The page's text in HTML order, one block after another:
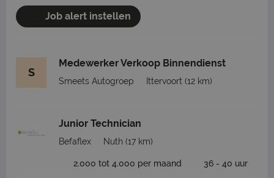
Job alert instellen
S
Medewerker Verkoop Binnendienst
Smeets Autogroep Ittervoort (12 km)
Junior Technician
Befaflex Nuth (17 km)
2.000 tot 4.000 per maand 36 - 40 uur